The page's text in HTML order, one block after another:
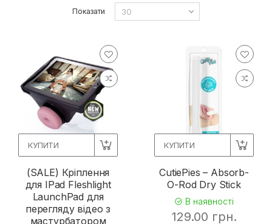
Показати
КУПИТИ
(SALE) Кріплення
для IPad Fleshlight
LaunchPad для
перегляду відео з
мастурбатором
КУПИТИ
CutiePies – Absorb-
O-Rod Dry Stick
В наявності
129.00 грн.